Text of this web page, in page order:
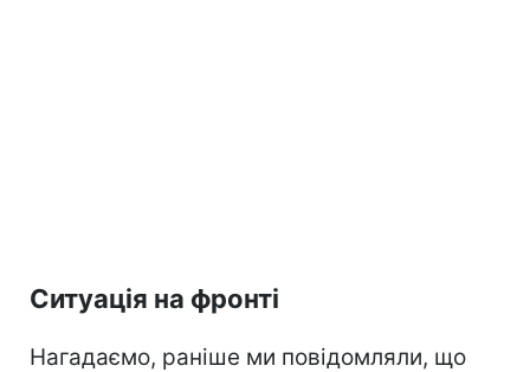
Ситуація на фронті
Нагадаємо, раніше ми повідомляли, що